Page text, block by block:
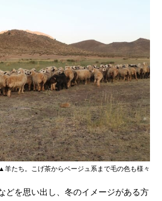
▲羊たち。こげ茶からベージュ系まで毛の色も様々
どを思い出し、冬のイメージがある方